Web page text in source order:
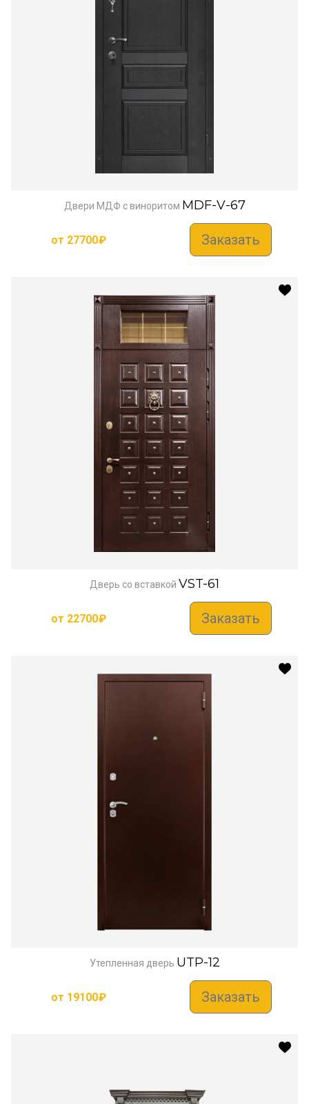
Двери МДФ с виноритом MDF-V-67
от 27700₽ Заказать
Дверь со вставкой VST-61
от 22700₽ Заказать
Утепленная дверь UTP-12
от 19100₽ Заказать